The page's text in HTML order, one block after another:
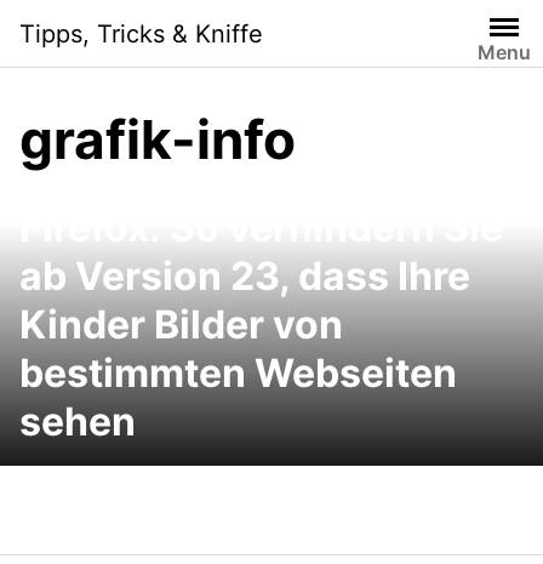
content
Tipps, Tricks & Kniffe
Menu
grafik-info
Kinderschutz beim
ab Version 23, dass Ihre
Kinder Bilder von
bestimmten Webseiten
sehen